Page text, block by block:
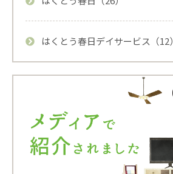
はくとう春日デイサービス（12）